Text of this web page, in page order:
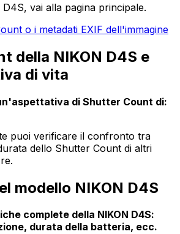
vai alla pagina principale.
o i metadati EXIF dell'immagine
della NIKON D4S e
di vita
di Shutter Count di:
puoi verificare il confronto tra
dello Shutter Count di altri
modello NIKON D4S
complete della NIKON D4S:
durata della batteria, ecc.